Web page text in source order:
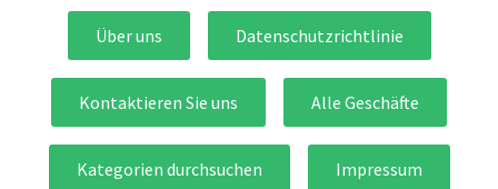
Über uns Datenschutzrichtlinie
Kontaktieren Sie uns Alle Geschäfte
Kategorien durchsuchen Impressum